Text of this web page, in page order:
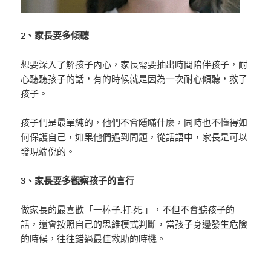
2、家長要多傾聽
想要深入了解孩子內心，家長需要抽出時間陪伴孩子，耐
心聽聽孩子的話，有的時候就是因為一次耐心傾聽，救了
孩子。
孩子們是最單純的，他們不會隱瞞什麼，同時也不懂得如
何保護自己，如果他們遇到問題，從話語中，家長是可以
發現端倪的。
3、家長要多觀察孩子的言行
做家長的最喜歡「一棒子.打.死.」，不但不會聽孩子的
話，還會按照自己的思維模式判斷，當孩子身邊發生危險
的時候，往往錯過最佳救助的時機。